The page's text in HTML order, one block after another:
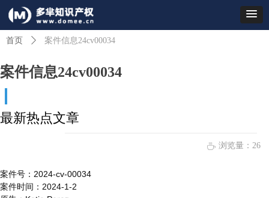
案件信息24cv00034
首页 ꄲ 案件信息24cv00034
案件号 ： 2024-cv-00034
案件时间 ： 2024-1-2
ꄘ 浏览量： 26
最新热点文章